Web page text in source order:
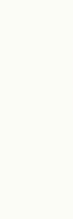
Depuis le
pédestres sont
Brice, des près
Cet
leur site pour
1 rue du Pilote